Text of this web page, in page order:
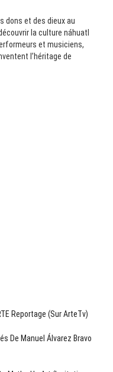
dons et des dieux au
la culture náhuatl
et musiciens,
l’héritage de
Reportage (sur ArteTv)
De Manuel Álvarez Bravo